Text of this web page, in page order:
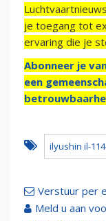
je toegang tot
ervaring die je
Abonneer je
een
ilyushin il-
Verstuur per
Meld u aan